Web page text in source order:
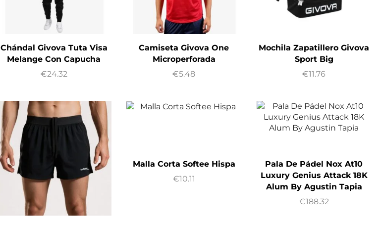
Chándal Givova Tuta Visa
Melange Con Capucha
€24.32
Camiseta Givova One
Microperforada
€5.48
Mochila Zapatillero Givova
Sport Big
€11.76
Malla Corta Softee Hispa
€10.11
Pala De Pádel Nox At10
Luxury Genius Attack 18K
Alum By Agustin Tapia
€188.32